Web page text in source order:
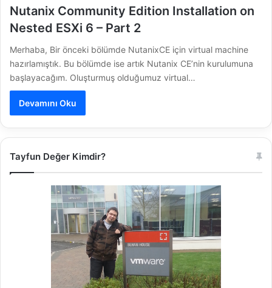
Nutanix Community Edition Installation on
Nested ESXi 6 – Part 2
Merhaba, Bir önceki bölümde NutanixCE için virtual machine
hazırlamıştık. Bu bölümde ise artık Nutanix CE’nin kurulumuna
başlayacağım. Oluşturmuş olduğumuz virtual…
Devamını Oku
Tayfun Değer Kimdir?